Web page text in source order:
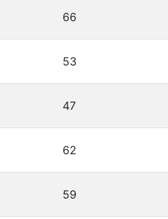
66
53
47
62
59